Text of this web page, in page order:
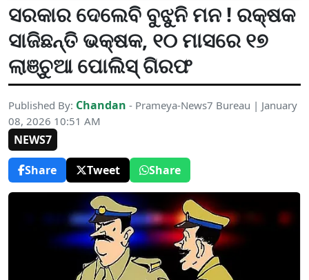
ସରକାର ଦେଲେବି ବୁଝୁନି ମନ ! ରକ୍ଷକ
ସାଜିଛନ୍ତି ଭକ୍ଷକ, ୧୦ ମାସରେ ୧୭
ଲାଞ୍ଚୁଆ ପୋଲିସ୍ ଗିରଫ
Published By: Chandan - Prameya-News7 Bureau | January
08, 2026 10:51 AM
NEWS7
Share
Tweet Share